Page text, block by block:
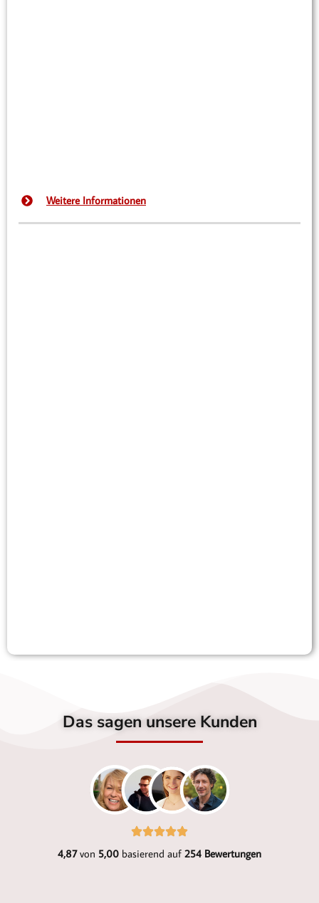
Weitere Informationen
Das sagen unsere Kunden
4,87von 5,00 basierend auf 254 Bewertungen